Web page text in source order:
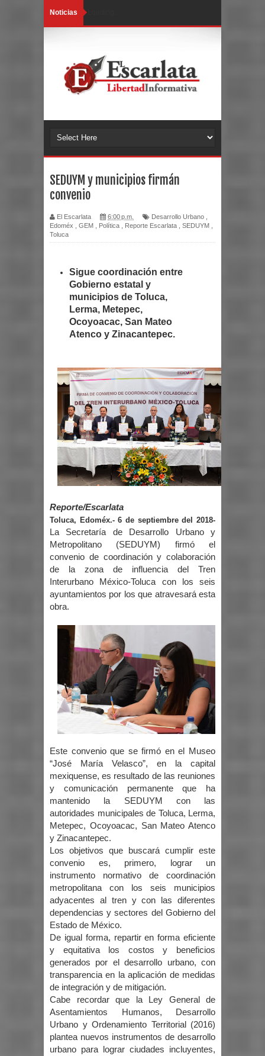
Noticias
SEDUYM y municipios firmán
convenio
El Escarlata 6:00 p.m. Desarrollo Urbano
Edoméx
GEM Política Reporte Escarlata SEDUYM
Toluca
Sigue coordinación entre
Gobierno estatal y
municipios de Toluca,
Lerma, Metepec,
Ocoyoacac, San Mateo
Atenco y Zinacantepec.
Reporte/Escarlata
Toluca, Edoméx.- 6 de septiembre del 2018-
La Secretaría de Desarrollo Urbano y
Metropolitano (SEDUYM) firmó el
convenio de coordinación y colaboración
de la zona de influencia del Tren
Interurbano México-Toluca con los seis
ayuntamientos por los que atravesará esta
obra.
Este convenio que se firmó en el Museo
“José María Velasco”, en la capital
mexiquense, es resultado de las reuniones
y comunicación permanente que ha
mantenido la SEDUYM con las
autoridades municipales de Toluca, Lerma,
Metepec, Ocoyoacac, San Mateo Atenco
y Zinacantepec.
Los objetivos que buscará cumplir este
convenio es, primero, lograr un
instrumento normativo de coordinación
metropolitana con los seis municipios
adyacentes al tren y con las diferentes
dependencias y sectores del Gobierno del
Estado de México.
De igual forma, repartir en forma eficiente
y equitativa los costos y beneficios
generados por el desarrollo urbano, con
transparencia en la aplicación de medidas
de integración y de mitigación.
Cabe recordar que la Ley General de
Asentamientos Humanos, Desarrollo
Urbano y Ordenamiento Territorial (2016)
plantea nuevos instrumentos de desarrollo
urbano para lograr ciudades incluyentes,